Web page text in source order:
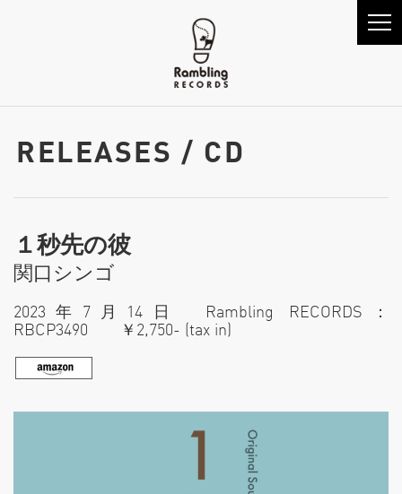
RELEASES / CD
１秒先の彼
関⼝シンゴ
2023年7月14日 Rambling RECORDS：
RBCP3490 ￥2,750- (tax in)